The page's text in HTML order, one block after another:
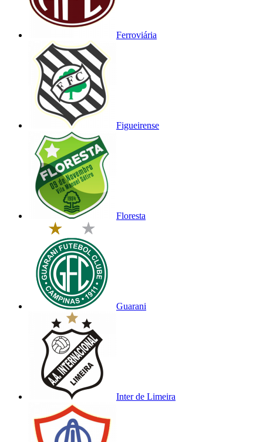
Ferroviária
Figueirense
Floresta
Guarani
Inter de Limeira